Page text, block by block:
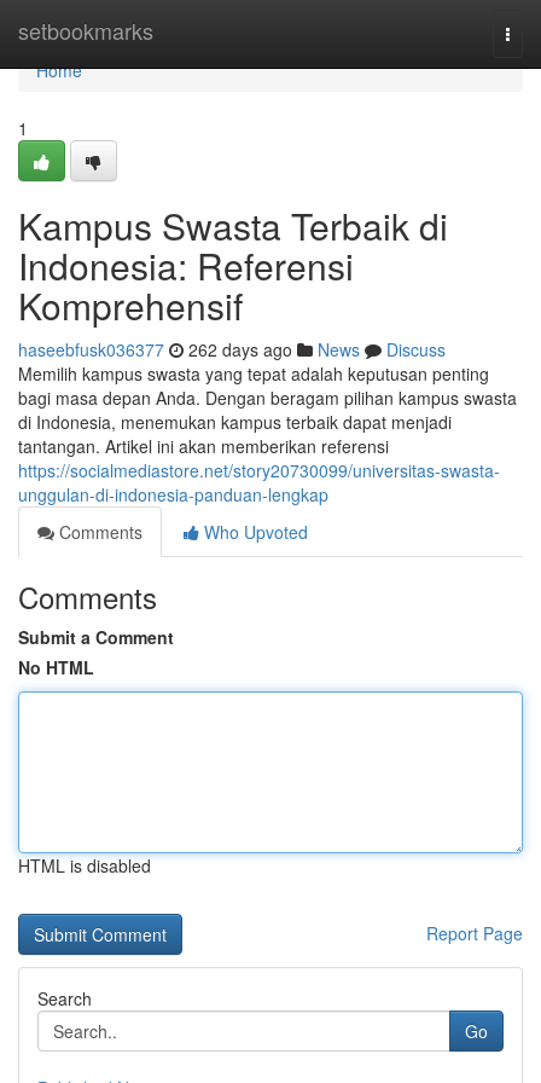
setbookmarks
Home
Home
1
Kampus Swasta Terbaik di
Indonesia: Referensi
Komprehensif
haseebfusk036377 262 days ago News
Discuss
Memilih kampus swasta yang tepat adalah keputusan penting
bagi masa depan Anda. Dengan beragam pilihan kampus swasta
di Indonesia, menemukan kampus terbaik dapat menjadi
tantangan. Artikel ini akan memberikan referensi
https://socialmediastore.net/story20730099/universitas-swasta-
unggulan-di-indonesia-panduan-lengkap
Comments
Who Upvoted
Comments
Submit a Comment
No HTML
HTML is disabled
Report Page
Search
Go